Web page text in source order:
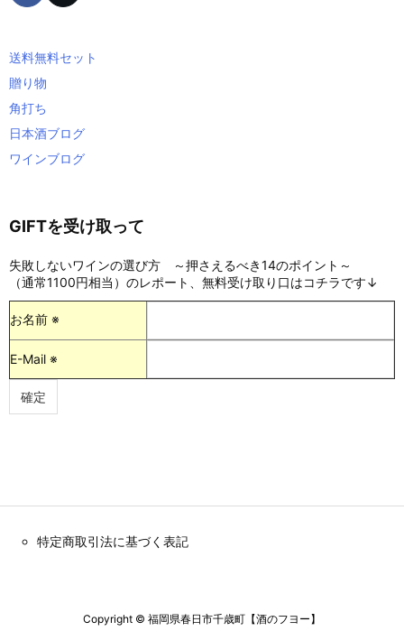
送料無料セット
贈り物
角打ち
日本酒ブログ
ワインブログ
GIFTを受け取って
失敗しないワインの選び方 ～押さえるべき14のポイント～
（通常1100円相当）のレポート、無料受け取り口はコチラです↓
お名前 ※
E-Mail ※
特定商取引法に基づく表記
Copyright © 福岡県春日市千歳町【酒のフヨー】